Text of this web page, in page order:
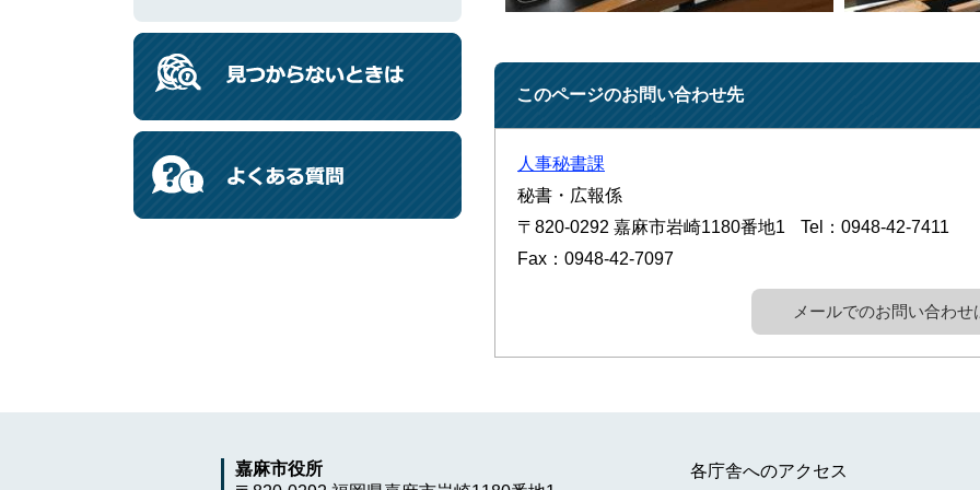
このページのお問い合わせ先
人事秘書課
秘書・広報係
〒820-0292 嘉麻市岩崎1180番地1
Tel：0948-42-7411
Fax：0948-42-7097
メールでのお問い合わせ
嘉麻市役所
各庁舎へのアクセス